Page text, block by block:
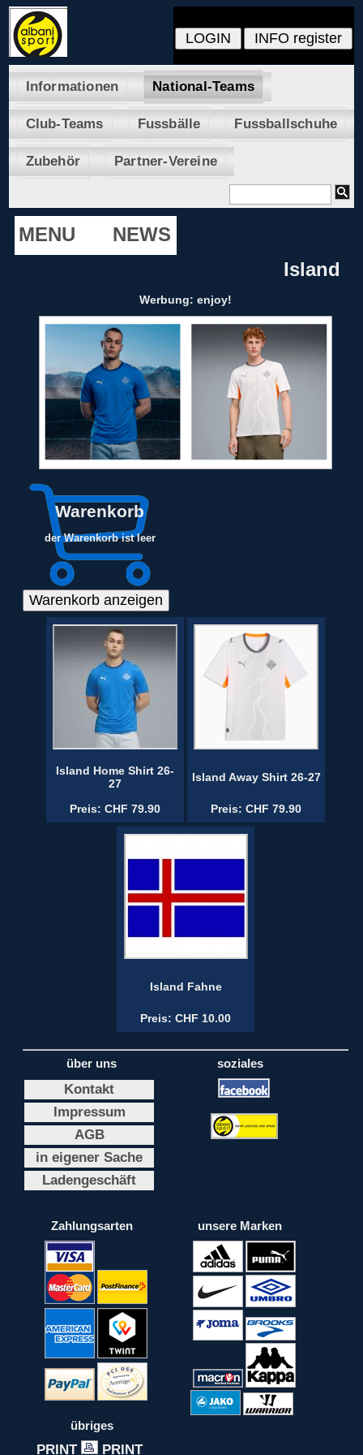
Informationen National-Teams
Club-Teams Fussbälle Fussballschuhe
Zubehör Partner-Vereine
MENU
NEWS
Island
Werbung: enjoy!
Warenkorb
der Warenkorb ist leer
Island Home Shirt 26-
27
Preis: CHF 79.90
Island Away Shirt 26-27
Preis: CHF 79.90
Island Fahne
Preis: CHF 10.00
über uns
Kontakt
Impressum
AGB
in eigener Sache
Ladengeschäft
soziales
Zahlungsarten unsere Marken
übriges
PRINT PRINT